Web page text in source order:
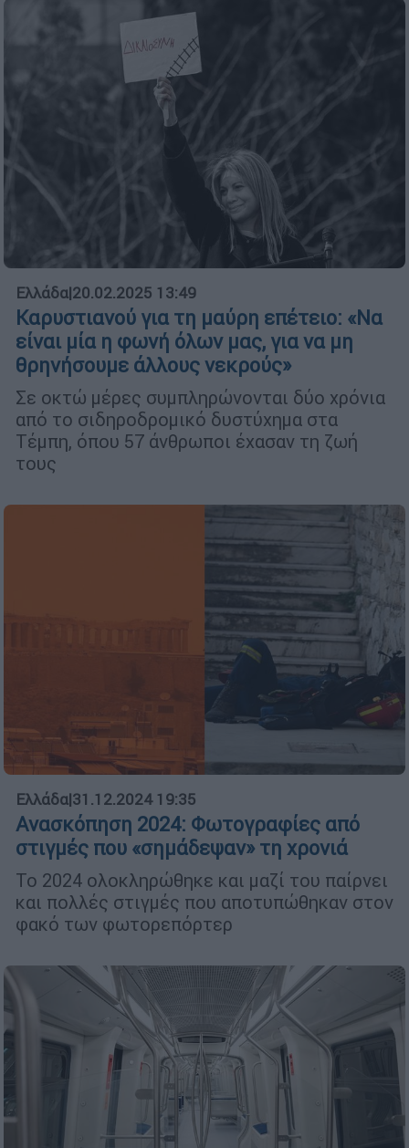
Ελλάδα|20.02.2025 13:49
Καρυστιανού για τη μαύρη επέτειο: «Να
είναι μία η φωνή όλων μας, για να μη
θρηνήσουμε άλλους νεκρούς»
Σε οκτώ μέρες συμπληρώνονται δύο χρόνια
από το σιδηροδρομικό δυστύχημα στα
Τέμπη, όπου 57 άνθρωποι έχασαν τη ζωή
τους
Ελλάδα|31.12.2024 19:35
Ανασκόπηση 2024: Φωτογραφίες από
στιγμές που «σημάδεψαν» τη χρονιά
Το 2024 ολοκληρώθηκε και μαζί του παίρνει
και πολλές στιγμές που αποτυπώθηκαν στον
φακό των φωτορεπόρτερ